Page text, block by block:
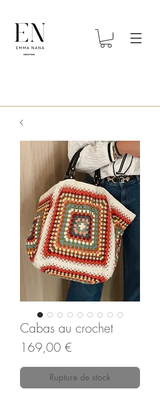
Cabas au crochet
169,00 €
Rupture de stock